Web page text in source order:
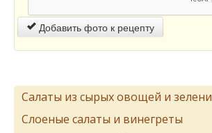
Добавить фото к рецепту
Салаты из сырых овощей и зелени
Слоеные салаты и винегреты